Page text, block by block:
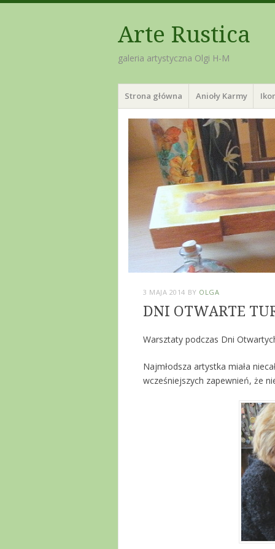
Arte Rustica
galeria artystyczna Olgi H-M
Menu
Skip
to
content
Strona główna Anioły Karmy
3 MAJA 2014 BY OLGA
DNI OTWARTE
Warsztaty podczas Dni
Najmłodsza artystka miała
wcześniejszych zapewnień, że